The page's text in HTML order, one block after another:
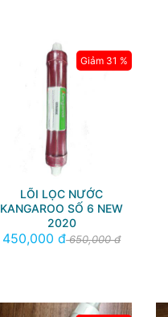
LÕI LỌC NƯỚC
KANGAROO SỐ 6 NEW
2020
450,000 đ650,000 đ
Giảm 31 %